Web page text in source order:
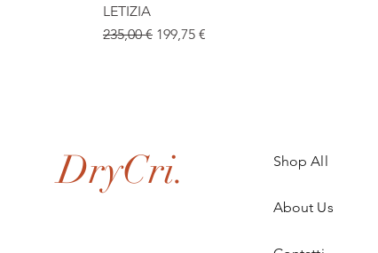
LETIZIA
Prix original
235,00 € Prix promotionnel
199,75 €
DryCri. Shop All
About Us